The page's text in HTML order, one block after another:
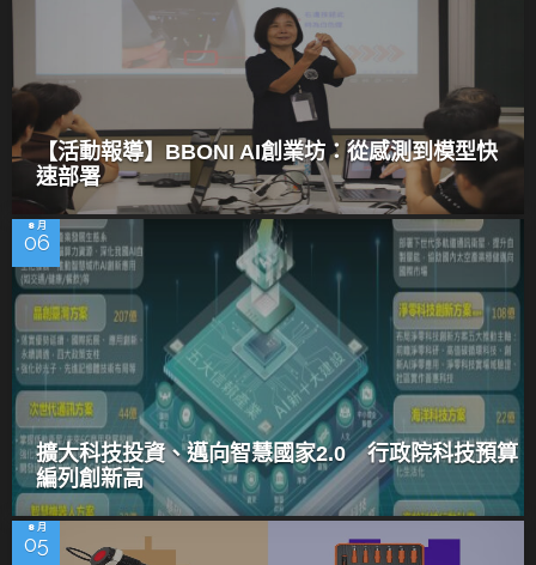
【活動報導】BBONI AI創業坊：從感測到模型快
速部署
8 月
06
擴大科技投資、邁向智慧國家2.0 行政院科技預算
編列創新高
8 月
05